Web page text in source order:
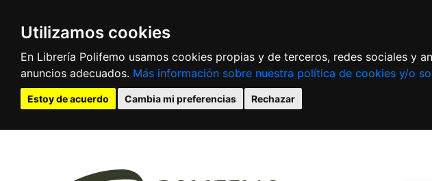
Utilizamos cookies
En Librería Polifemo usamos cookies propias y de terceros, redes sociales
anuncios adecuados. Más información sobre nuestra política de cookies y/o
Estoy de acuerdo Cambia mi preferencias Rechazar